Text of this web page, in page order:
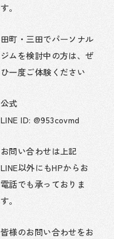
す。
田町・三田でパーソナル
ジムを検討中の方は、ぜ
ひ一度ご体験ください
公式
LINE ID: @953covmd
お問い合わせは上記
LINE以外にもHPからお
電話でも承っておりま
す。
皆様のお問い合わせをお